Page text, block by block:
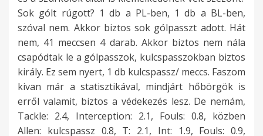
-
e
s
t
a
v
a
s
z
e
l
j
e
s
e
n
m
e
e
i
d
e
h
o
z
n
i
e
r
k
é
k
t
ő
l
e
(
B
e
n
d
e
r
)
m
e
t
e
a
C
i
t
y
v
a
n
e
m
a
b
b
ó
l
k
e
z
d
i
a
z
a
l
t
t
L
u
c
a
s
a
k
d
ő
n
e
k
v
é
l
t
é
g
r
e
e
g
y
o
l
o
g
y
J
o
e
A
l
a
v
a
r
t
a
a
k
,
c
s
a
k
h
e
n
f
o
g
j
a
m
e
Sok gólt rúgott? 1 db a PL-ben, 1 db a BL-ben,
szóval nem. Akkor biztos sok gólpasszt adott. Hát
nem, 41 meccsen 4 darab. Akkor biztos nem nála
csapódtak le a gólpasszok, kulcspasszokban biztos
király. Ez sem nyert, 1 db kulcspassz/ meccs. Faszom
kivan már a statisztikával, mindjárt hőbörgök is
erről valamit, biztos a védekezés lesz. De nemám,
Tackle: 2.4, Interception: 2.1, Fouls: 0.8, közben
Allen: kulcspassz 0.8, T: 2.1, Int: 1.9, Fouls: 0.9,